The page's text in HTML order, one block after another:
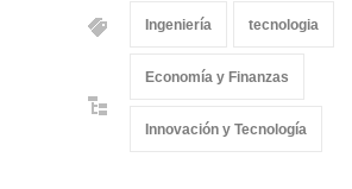
Ingeniería tecnologia
Economía y Finanzas
Innovación y Tecnología